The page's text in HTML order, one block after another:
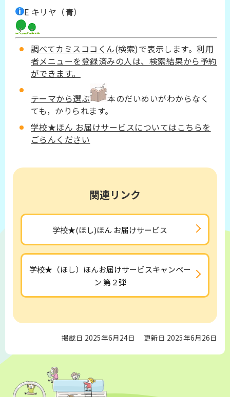
E キリヤ（青）
調べてカミスココくん(検索)で表示します。利用
者メニューを登録済みの人は、検索結果から予約
ができます。
テーマから選ぶ
本のだいめいがわからなく
ても，かりられます。
学校★ほん お届けサービスについてはこちらを
ごらんください
関連リンク
学校★(ほし)ほん お届けサービス
学校★（ほし）ほんお届けサービスキャンペー
ン 第２弾
掲載日 2025年6月24日 更新日 2025年6月26日